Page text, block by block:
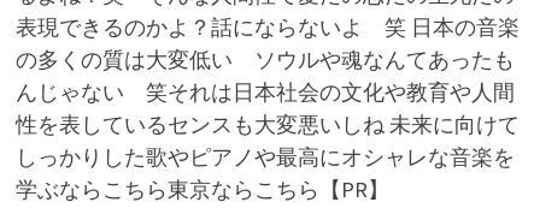
表現できるのかよ？話にならないよ 笑 日本の音楽
の多くの質は大変低い ソウルや魂なんてあったも
んじゃない 笑それは日本社会の文化や教育や人間
性を表しているセンスも大変悪いしね 未来に向けて
しっかりした歌やピアノや最高にオシャレな音楽を
学ぶならこちら東京ならこちら【PR】